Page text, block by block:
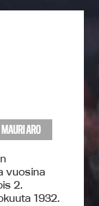
MAURI ARO
vuosina
2.
1932.